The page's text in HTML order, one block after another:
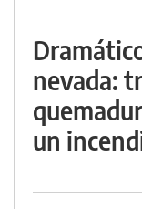
nevada:
un